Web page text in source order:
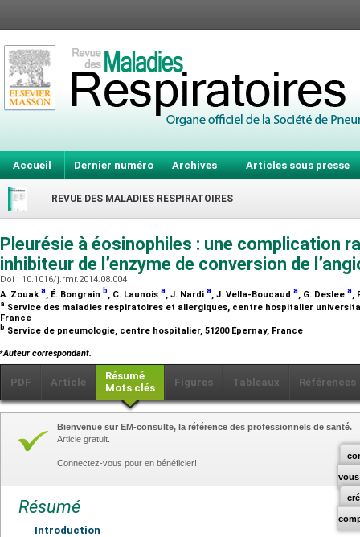
Accueil Dernier numéro Archives Articles sous presse
REVUE DES MALADIES RESPIRATOIRES
Pleurésie à éosinophiles : une complication
inhibiteur de l’enzyme de conversion de
Doi : 10.1016/j.rmr.2014.08.004
A. Zouaka, É. Bongrain b, C. Launois a, J. Nardi a, J. Vella-Boucaud a, G. Deslee a,
a Service des maladies respiratoires et allergiques, centre hospitalier
France
b Service de pneumologie, centre hospitalier, 51200 Épernay, France
⁎Auteur correspondant.
PDF Article
Résumé
Mots clés
Figures Tableaux Références
vous
Bienvenue sur EM-consulte, la référence des professionnels de santé.
Article gratuit.
Connectez-vous pour en bénéficier!
Résumé
Introduction